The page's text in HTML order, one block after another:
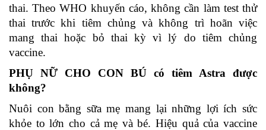
thai. Theo WHO khuyến cáo, không cần làm test thử
thai trước khi tiêm chủng và không trì hoãn việc
mang thai hoặc bỏ thai kỳ vì lý do tiêm chủng
vaccine.
PHỤ NỮ CHO CON BÚ có tiêm Astra được
không?
Nuôi con bằng sữa mẹ mang lại những lợi ích sức
khỏe to lớn cho cả mẹ và bé. Hiệu quả của vaccine